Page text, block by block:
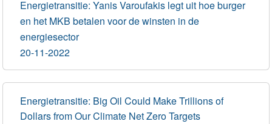
Energietransitie: Yanis Varoufakis legt uit hoe burger
en het MKB betalen voor de winsten in de
energiesector
20-11-2022
Energietransitie: Big Oil Could Make Trillions of
Dollars from Our Climate Net Zero Targets